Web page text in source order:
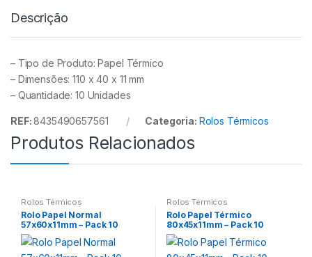
Descrição
– Tipo de Produto: Papel Térmico
– Dimensões: 110 x 40 x 11 mm
– Quantidade: 10 Unidades
REF:8435490657561 Categoria: Rolos Térmicos
Produtos Relacionados
Rolos Térmicos
Rolo Papel Normal
57x60x11mm – Pack 10
Rolos Térmicos
Rolo Papel Térmico
80x45x11mm – Pack 10